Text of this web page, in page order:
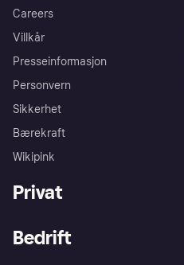
Careers
Villkår
Presseinformasjon
Personvern
Sikkerhet
Bærekraft
Wikipink
Privat
Bedrift